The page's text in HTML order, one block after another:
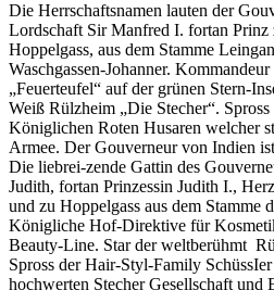
Die Herrschaftsnamen lauten der
Lordschaft Sir Manfred I. fortan Prinz
Hoppelgass, aus dem Stamme
Waschgassen-Johanner.
„Feuerteufel“ auf der grünen Stern-
Weiß Rülzheim „Die Stecher“.
Königlichen Roten Husaren welcher
Armee. Der Gouverneur von Indien
Die liebrei-zende Gattin des
Judith, fortan Prinzessin Judith I.,
und zu Hoppelgass aus dem Stamme
Königliche Hof-Direktive für
Beauty-Line. Star der weltberühmt
Spross der Hair-Styl-Family
hochwerten Stecher Gesellschaft